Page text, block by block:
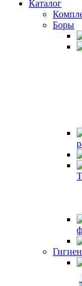
Каталог
Боры